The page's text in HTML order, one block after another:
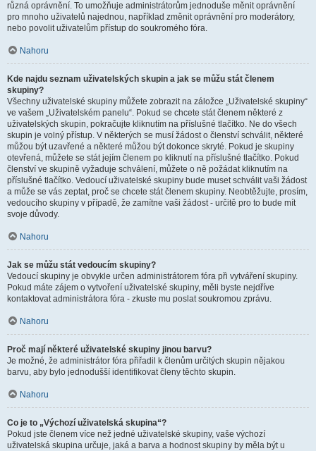
různá oprávnění. To umožňuje administrátorům jednoduše měnit oprávnění
pro mnoho uživatelů najednou, například změnit oprávnění pro moderátory,
nebo povolit uživatelům přístup do soukromého fóra.
Nahoru
Kde najdu seznam uživatelských skupin a jak se můžu stát členem
skupiny?
Všechny uživatelské skupiny můžete zobrazit na záložce „Uživatelské skupiny“
ve vašem „Uživatelském panelu“. Pokud se chcete stát členem některé z
uživatelských skupin, pokračujte kliknutím na příslušné tlačítko. Ne do všech
skupin je volný přístup. V některých se musí žádost o členství schválit, některé
můžou být uzavřené a některé můžou být dokonce skryté. Pokud je skupiny
otevřená, můžete se stát jejím členem po kliknutí na příslušné tlačítko. Pokud
členství ve skupině vyžaduje schválení, můžete o ně požádat kliknutím na
příslušné tlačítko. Vedoucí uživatelské skupiny bude muset schválit vaši žádost
a může se vás zeptat, proč se chcete stát členem skupiny. Neobtěžujte, prosím,
vedoucího skupiny v případě, že zamítne vaši žádost - určitě pro to bude mít
svoje důvody.
Nahoru
Jak se můžu stát vedoucím skupiny?
Vedoucí skupiny je obvykle určen administrátorem fóra při vytváření skupiny.
Pokud máte zájem o vytvoření uživatelské skupiny, měli byste nejdříve
kontaktovat administrátora fóra - zkuste mu poslat soukromou zprávu.
Nahoru
Proč mají některé uživatelské skupiny jinou barvu?
Je možné, že administrátor fóra přiřadil k členům určitých skupin nějakou
barvu, aby bylo jednodušší identifikovat členy těchto skupin.
Nahoru
Co je to „Výchozí uživatelská skupina“?
Pokud jste členem více než jedné uživatelské skupiny, vaše výchozí
uživatelská skupina určuje, jaká a barva a hodnost skupiny by měla být u